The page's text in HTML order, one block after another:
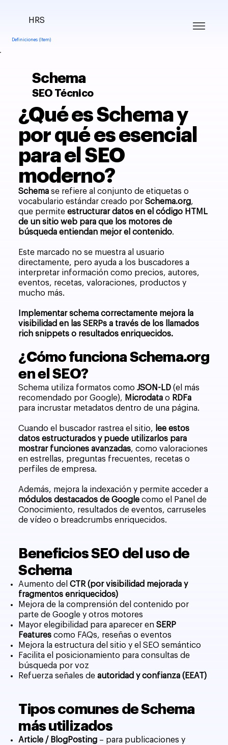
Definiciones (Item)
HRS
Schema
SEO Técnico
¿Qué es Schema y
por qué es esencial
para el SEO
moderno?
Schema se refiere al conjunto de etiquetas o
vocabulario estándar creado porSchema.org,
que permiteestructurar datos en el código HTML
de un sitio web para que los motores de
búsqueda entiendan mejor el contenido.
Este marcado no se muestra al usuario
directamente, pero ayuda a los buscadores a
interpretar información como precios, autores,
eventos, recetas, valoraciones, productos y
mucho más.
Implementar schema correctamente mejora la
visibilidad en las SERPs a través de los llamados
rich snippets o resultados enriquecidos.
¿Cómo funciona Schema.org
en el SEO?
Schema utiliza formatos comoJSON-LD (el más
recomendado por Google), Microdata o RDFa
para incrustar metadatos dentro de una página.
Cuando el buscador rastrea el sitio, lee estos
datos estructurados y puede utilizarlos para
mostrar funciones avanzadas, como valoraciones
en estrellas, preguntas frecuentes, recetas o
perfiles de empresa.
Además, mejora la indexación y permite acceder a
módulos destacados de Google como el Panel de
Conocimiento, resultados de eventos, carruseles
de vídeo o breadcrumbs enriquecidos.
Beneficios SEO del uso de
Schema
Aumento delCTR (por visibilidad mejorada y
fragmentos enriquecidos)
Mejora de la comprensión del contenido por
parte de Google y otros motores
Mayor elegibilidad para aparecer enSERP
Features como FAQs, reseñas o eventos
Mejora la estructura del sitio y el SEO semántico
Facilita el posicionamiento para consultas de
búsqueda por voz
Refuerza señales deautoridad y confianza (EEAT)
Tipos comunes de Schema
más utilizados
Article / BlogPosting – para publicaciones y